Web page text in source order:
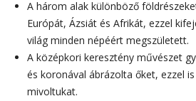
A három alak különböző
Európát, Ázsiát és Afrikát, ezzel
világ minden népéért megszületett.
A középkori keresztény művészet
és koronával ábrázolta őket, ezzel
mivoltukat.